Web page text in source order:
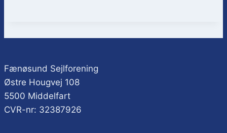
Fænøsund Sejlforening
Østre Hougvej 108
5500 Middelfart
CVR-nr: 32387926